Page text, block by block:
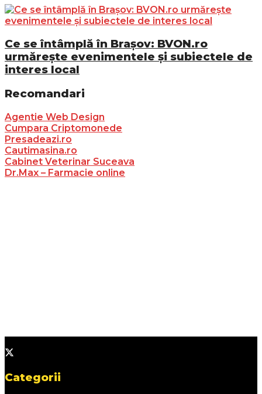
Ce se întâmplă în Brașov: BVON.ro
urmărește evenimentele și subiectele de
interes local
Recomandari
Agentie Web Design
Cumpara Criptomonede
Presadeazi.ro
Cautimasina.ro
Cabinet Veterinar Suceava
Dr.Max – Farmacie online
Categorii